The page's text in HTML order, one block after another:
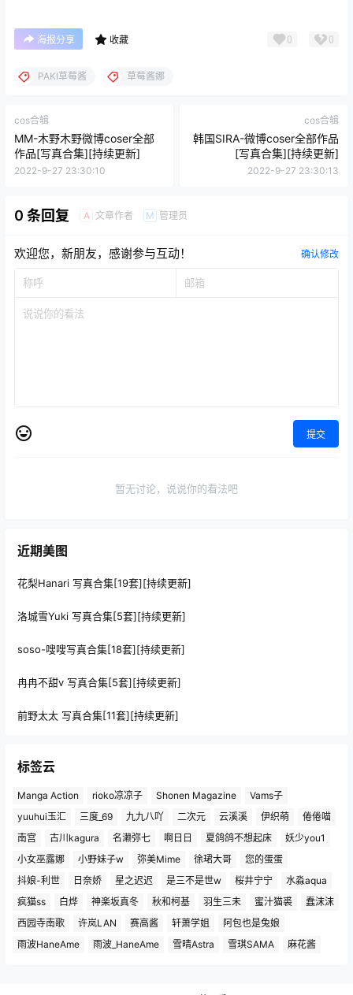
海报分享 收藏 0 0
PAKI草莓酱 草莓酱娜
cos合辑
MM-木野木野微博coser全部
作品[写真合集][持续更新]
2022-9-27 23:30:10
cos合辑
韩国SIRA-微博coser全部作品
[写真合集][持续更新]
2022-9-27 23:30:13
0 条回复 A 文章作者 M 管理员
欢迎您，新朋友，感谢参与互动！ 确认修改
提交
暂无讨论，说说你的看法吧
近期美图
花梨Hanari 写真合集[19套][持续更新]
洛城雪Yuki 写真合集[5套][持续更新]
soso-嗖嗖写真合集[18套][持续更新]
冉冉不甜v 写真合集[5套][持续更新]
前野太太 写真合集[11套][持续更新]
标签云
Manga Action rioko凉凉子 Shonen Magazine
Vams子
yuuhui玉汇
三度_69 九九八吖 二次元 云溪溪 伊织萌
倦倦喵
南宫
古川kagura 名濑弥七 啊日日 夏鸽鸽不想起床
妖少you1
小女巫露娜
小野妹子w 弥美Mime 徐珺大哥
您的蛋蛋
抖娘-利世
日奈娇 星之迟迟 是三不是世w 桜井宁宁
水淼aqua
疯猫ss
白烨 神楽坂真冬 秋和柯基 羽生三未 蜜汁猫裘
蠢沫沫
西园寺南歌
许岚LAN 赛高酱 轩萧学姐
阿包也是兔娘
雨波HaneAme
雨波_HaneAme 雪晴Astra 雪琪SAMA 麻花酱